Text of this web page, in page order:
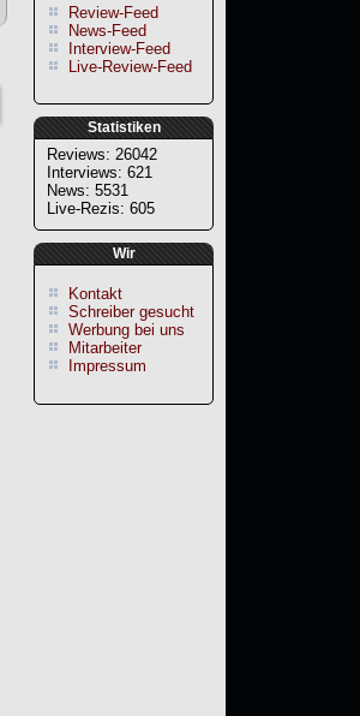
Review-Feed
News-Feed
Interview-Feed
Live-Review-Feed
Statistiken
Reviews: 26042
Interviews: 621
News: 5531
Live-Rezis: 605
Wir
Kontakt
Schreiber gesucht
Werbung bei uns
Mitarbeiter
Impressum